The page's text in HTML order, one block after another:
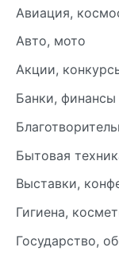
Авиация,
Авто, мото
Акции,
Банки, финансы
Бытовая
Выставки,
Гигиена,
Государство,